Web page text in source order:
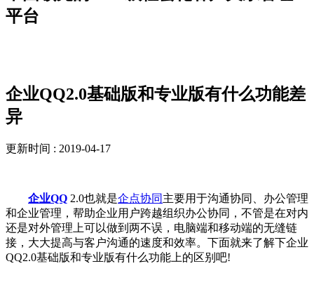
平台
企业QQ2.0基础版和专业版有什么功能差
异
更新时间 : 2019-04-17
企业QQ 2.0也就是企点协同 主要用于沟通协同、办公管理
和企业管理，帮助企业用户跨越组织办公协同，不管是在对内
还是对外管理上可以做到两不误，电脑端和移动端的无缝链
接，大大提高与客户沟通的速度和效率。下面就来了解下企业
QQ2.0基础版和专业版有什么功能上的区别吧!